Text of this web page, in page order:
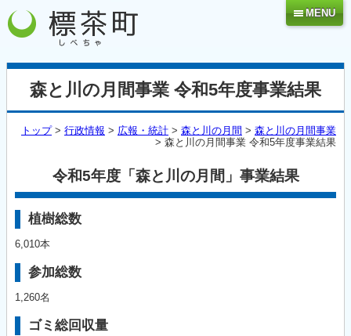
MENU
森と川の月間事業 令和5年度事業結果
トップ> 行政情報 > 広報・統計 > 森と川の月間 > 森と川の月間事業
> 森と川の月間事業 令和5年度事業結果
令和5年度「森と川の月間」事業結果
植樹総数
6,010本
参加総数
1,260名
ゴミ総回収量